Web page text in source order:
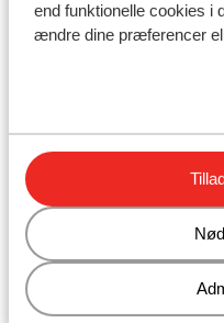
end funktionelle cookies i
ændre dine præferencer
I området
ca. 22 kilometer,
ca. 10,0 kilometer
Afstand til lufthavn
Afstand til nærmeste
Nærmeste restaurant
Dolmus